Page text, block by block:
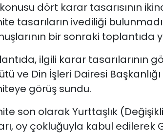
dört karar tasarısının
tasarıların ivediliği
bir sonraki toplantıda
ilgili karar tasarılarının
ve Din İşleri Dairesi
görüş sundu.
son olarak Yurttaşlık
oy çokluğuyla kabul edilerek